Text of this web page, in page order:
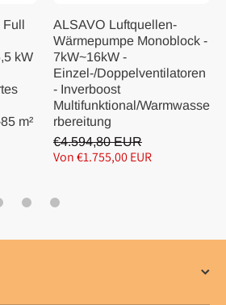
Full
kW
m²
ALSAVO Luftquellen-
Wärmepumpe Monoblock -
7kW~16kW -
Einzel-/Doppelventilatoren
- Inverboost
Multifunktional/Warmwasse
rbereitung
€4.594,80 EUR
Von €1.755,00 EUR